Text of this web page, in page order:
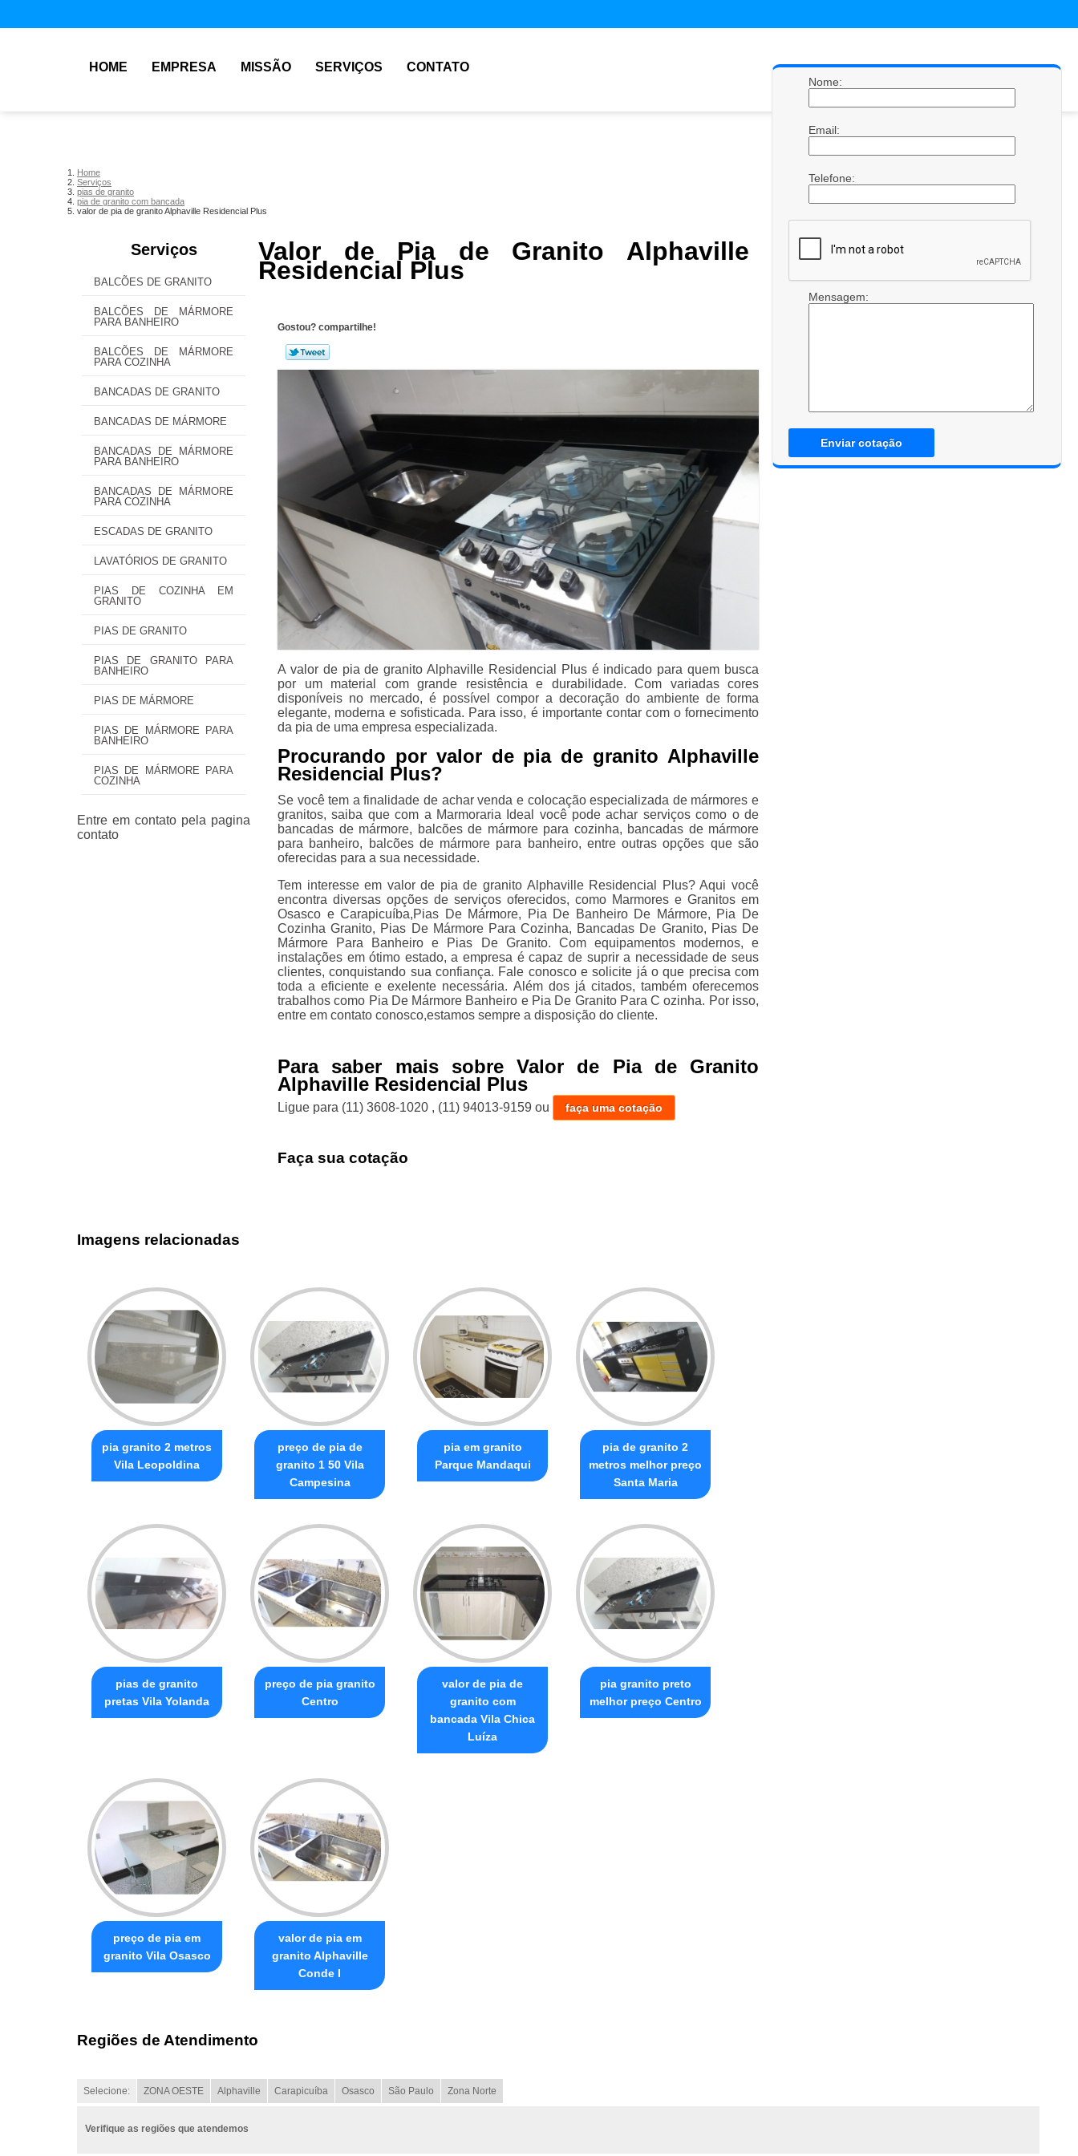
HOME EMPRESA MISSÃO SERVIÇOS CONTATO
Home
Serviços
pias de granito
pia de granito com bancada
valor de pia de granito Alphaville Residencial Plus
Serviços
BALCÕES DE GRANITO
BALCÕES DE MÁRMORE
PARA BANHEIRO
BALCÕES DE MÁRMORE
PARA COZINHA
BANCADAS DE GRANITO
BANCADAS DE MÁRMORE
BANCADAS DE MÁRMORE
PARA BANHEIRO
BANCADAS DE MÁRMORE
PARA COZINHA
ESCADAS DE GRANITO
LAVATÓRIOS DE GRANITO
PIAS DE COZINHA EM
GRANITO
PIAS DE GRANITO
PIAS DE GRANITO PARA
BANHEIRO
PIAS DE MÁRMORE
PIAS DE MÁRMORE PARA
BANHEIRO
PIAS DE MÁRMORE PARA
COZINHA
Valor de Pia de Granito Alphaville
Residencial Plus
Gostou? compartilhe!
A valor de pia de granito Alphaville Residencial Plus é indicado para quem busca
por um material com grande resistência e durabilidade. Com variadas cores
disponíveis no mercado, é possível compor a decoração do ambiente de forma
elegante, moderna e sofisticada. Para isso, é importante contar com o fornecimento
da pia de uma empresa especializada.
Procurando por valor de pia de granito Alphaville
Residencial Plus?
Se você tem a finalidade de achar venda e colocação especializada de mármores e
granitos, saiba que com a Marmoraria Ideal você pode achar serviços como o de
bancadas de mármore, balcões de mármore para cozinha, bancadas de mármore
para banheiro, balcões de mármore para banheiro, entre outras opções que são
oferecidas para a sua necessidade.
Tem interesse em valor de pia de granito Alphaville Residencial Plus? Aqui você
encontra diversas opções de serviços oferecidos, como Marmores e Granitos em
Osasco e Carapicuíba,Pias De Mármore, Pia De Banheiro De Mármore, Pia De
Cozinha Granito, Pias De Mármore Para Cozinha, Bancadas De Granito, Pias De
Mármore Para Banheiro e Pias De Granito. Com equipamentos modernos, e
instalações em ótimo estado, a empresa é capaz de suprir a necessidade de seus
clientes, conquistando sua confiança. Fale conosco e solicite já o que precisa com
toda a eficiente e exelente necessária. Além dos já citados, também oferecemos
trabalhos como Pia De Mármore Banheiro e Pia De Granito Para C ozinha. Por isso,
entre em contato conosco,estamos sempre a disposição do cliente.
Para saber mais sobre Valor de Pia de Granito
Alphaville Residencial Plus
Ligue para (11) 3608-1020 , (11) 94013-9159 ou faça uma cotação
Faça sua cotação
Nome:
Email:
Telefone:
Mensagem:
Enviar cotação
Imagens relacionadas
pia granito 2 metros
Vila Leopoldina
preço de pia de
granito 1 50 Vila
Campesina
pia em granito
Parque Mandaqui
pia de granito 2
metros melhor preço
Santa Maria
pias de granito
pretas Vila Yolanda
preço de pia granito
Centro
valor de pia de
granito com
bancada Vila Chica
Luíza
pia granito preto
melhor preço Centro
preço de pia em
granito Vila Osasco
valor de pia em
granito Alphaville
Conde I
Regiões de Atendimento
Selecione: ZONA OESTE Alphaville Carapicuíba Osasco São Paulo Zona Norte
Verifique as regiões que atendemos